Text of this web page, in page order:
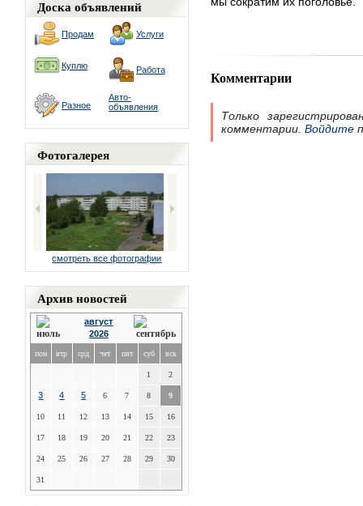
Доска объявлений
Продам Услуги
Куплю Работа
Разное
Авто-
объявления
Фотогалерея
смотреть все фотографии
Архив новостей
август
2026
пон втр срд чет пят суб вск
1 2
3 4 5 6 7 8 9
10 11 12 13 14 15 16
17 18 19 20 21 22 23
24 25 26 27 28 29 30
31
Комментарии
Только
комментарии. Войдите